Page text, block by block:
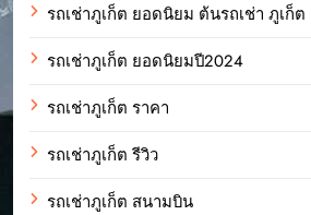
รถเช่าภูเก็ต ยอดนิยม ต้นรถเช่า ภูเก็ต
รถเช่าภูเก็ต ยอดนิยมปี2024
รถเช่าภูเก็ต ราคา
รถเช่าภูเก็ต รีวิว
รถเช่าภูเก็ต สนามบิน